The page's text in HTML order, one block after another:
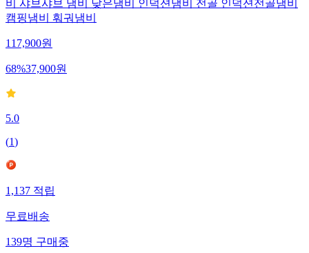
비 샤브샤브 냄비 낮은냄비 인덕션냄비 전골 인덕션전골냄비
캠핑냄비 훠궈냄비
117,900원
68%37,900원
5.0
(1)
1,137적립
무료배송
139명구매중